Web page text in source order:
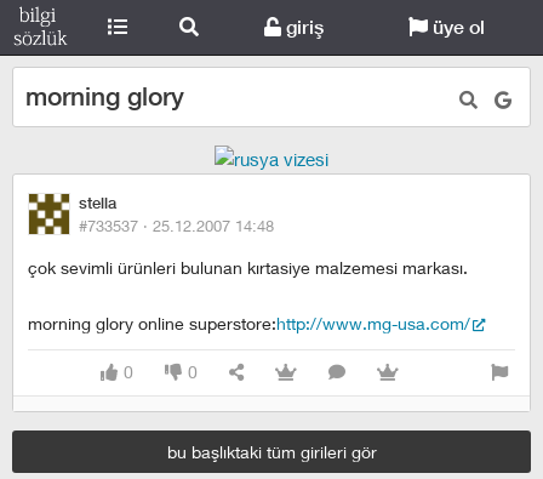
giriş üye ol
morning glory
stella
#733537 · 25.12.2007 14:48
çok sevimli ürünleri bulunan kırtasiye malzemesi markası.
morning glory online superstore:http://www.mg-usa.com/
0 0
bu başlıktaki tüm girileri gör